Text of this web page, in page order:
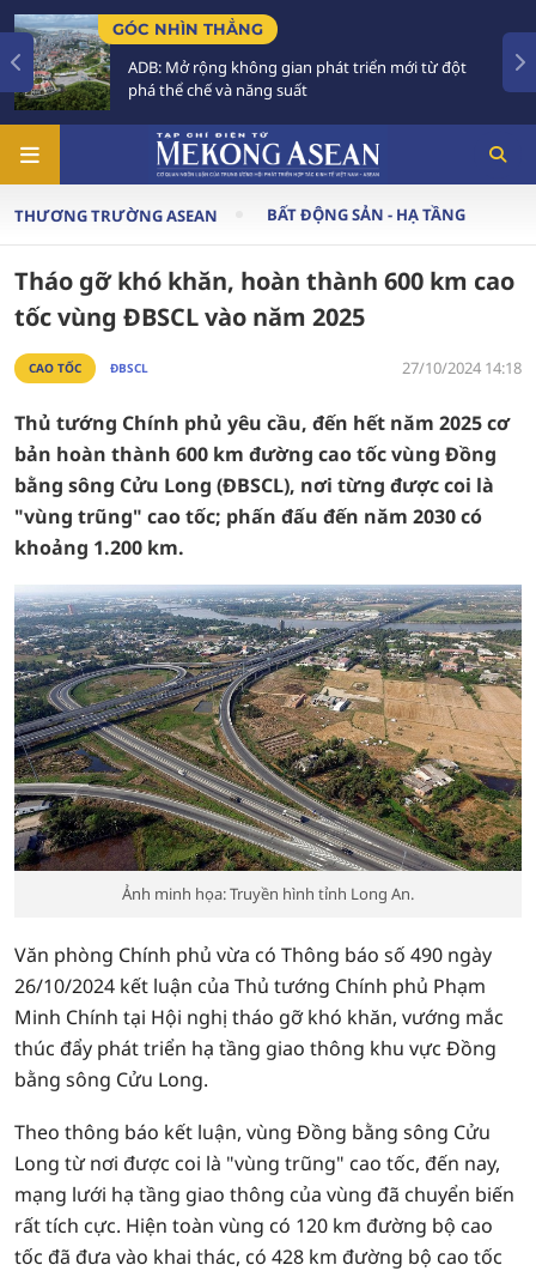
gian phát triển mới từ đột
suất
Tăng trưởng trong
Phải xây dựng thực
THƯƠNG TRƯỜNG ASEAN BẤT ĐỘNG SẢN - HẠ TẦNG
Tháo gỡ khó khăn, hoàn thành 600 km cao
tốc vùng ĐBSCL vào năm 2025
CAO TỐC ĐBSCL 27/10/2024 14:18
Thủ tướng Chính phủ yêu cầu, đến hết năm 2025 cơ
bản hoàn thành 600 km đường cao tốc vùng Đồng
bằng sông Cửu Long (ĐBSCL), nơi từng được coi là
"vùng trũng" cao tốc; phấn đấu đến năm 2030 có
khoảng 1.200 km.
Ảnh minh họa: Truyền hình tỉnh Long An.
Văn phòng Chính phủ vừa có Thông báo số 490 ngày
26/10/2024 kết luận của Thủ tướng Chính phủ Phạm
Minh Chính tại Hội nghị tháo gỡ khó khăn, vướng mắc
thúc đẩy phát triển hạ tầng giao thông khu vực Đồng
bằng sông Cửu Long.
Theo thông báo kết luận, vùng Đồng bằng sông Cửu
Long từ nơi được coi là "vùng trũng" cao tốc, đến nay,
mạng lưới hạ tầng giao thông của vùng đã chuyển biến
rất tích cực. Hiện toàn vùng có 120 km đường bộ cao
tốc đã đưa vào khai thác, có 428 km đường bộ cao tốc